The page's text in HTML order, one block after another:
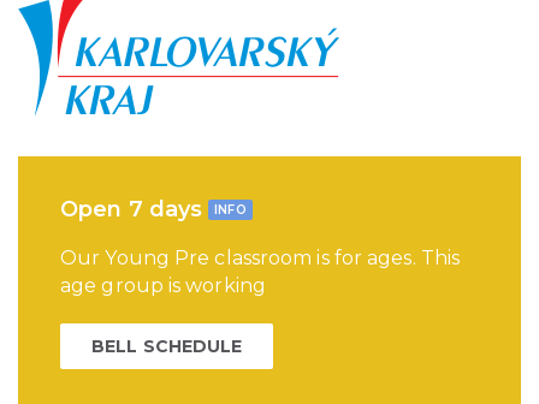
Open 7 days INFO
Our Young Pre classroom is for ages. This
age group is working
BELL SCHEDULE